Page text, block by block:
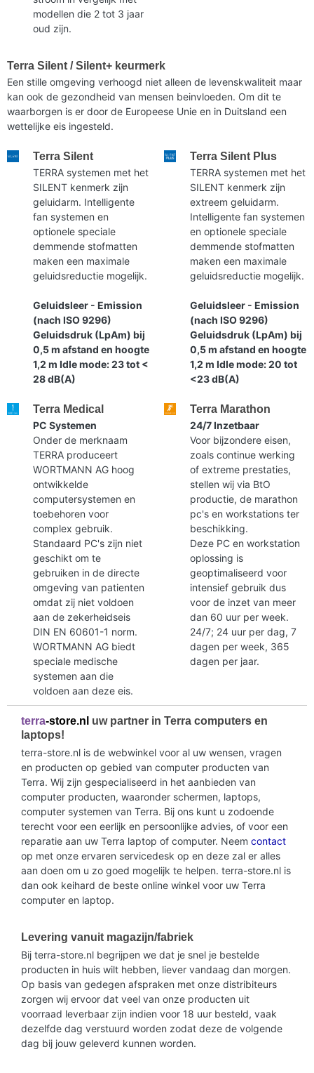
modellen die 2 tot 3 jaar
oud zijn.
Terra Silent / Silent+ keurmerk
Een stille omgeving verhoogd niet alleen de levenskwaliteit maar
kan ook de gezondheid van mensen beinvloeden. Om dit te
waarborgen is er door de Europeese Unie en in Duitsland een
wettelijke eis ingesteld.
Terra Silent
TERRA systemen met het
SILENT kenmerk zijn
geluidarm. Intelligente
fan systemen en
optionele speciale
demmende stofmatten
maken een maximale
geluidsreductie mogelijk.
Geluidsleer - Emission
(nach ISO 9296)
Geluidsdruk (LpAm) bij
0,5 m afstand en hoogte
1,2 m Idle mode: 23 tot <
28 dB(A)
Terra Silent Plus
TERRA systemen met het
SILENT kenmerk zijn
extreem geluidarm.
Intelligente fan systemen
en optionele speciale
demmende stofmatten
maken een maximale
geluidsreductie mogelijk.
Geluidsleer - Emission
(nach ISO 9296)
Geluidsdruk (LpAm) bij
0,5 m afstand en hoogte
1,2 m Idle mode: 20 tot
<23 dB(A)
Terra Medical
PC Systemen
Onder de merknaam
TERRA produceert
WORTMANN AG hoog
ontwikkelde
computersystemen en
toebehoren voor
complex gebruik.
Standaard PC's zijn niet
geschikt om te
gebruiken in de directe
omgeving van patienten
omdat zij niet voldoen
aan de zekerheidseis
DIN EN 60601-1 norm.
WORTMANN AG biedt
speciale medische
systemen aan die
voldoen aan deze eis.
Terra Marathon
24/7 Inzetbaar
Voor bijzondere eisen,
zoals continue werking
of extreme prestaties,
stellen wij via BtO
productie, de marathon
pc's en workstations ter
beschikking.
Deze PC en workstation
oplossing is
geoptimaliseerd voor
intensief gebruik dus
voor de inzet van meer
dan 60 uur per week.
24/7; 24 uur per dag, 7
dagen per week, 365
dagen per jaar.
terra-store.nl uw partner in Terra computers en
laptops!
terra-store.nl is de webwinkel voor al uw wensen, vragen
en producten op gebied van computer producten van
Terra. Wij zijn gespecialiseerd in het aanbieden van
computer producten, waaronder schermen, laptops,
computer systemen van Terra. Bij ons kunt u zodoende
terecht voor een eerlijk en persoonlijke advies, of voor een
reparatie aan uw Terra laptop of computer. Neem contact
op met onze ervaren servicedesk op en deze zal er alles
aan doen om u zo goed mogelijk te helpen. terra-store.nl is
dan ook keihard de beste online winkel voor uw Terra
computer en laptop.
Levering vanuit magazijn/fabriek
Bij terra-store.nl begrijpen we dat je snel je bestelde
producten in huis wilt hebben, liever vandaag dan morgen.
Op basis van gedegen afspraken met onze distribiteurs
zorgen wij ervoor dat veel van onze producten uit
voorraad leverbaar zijn indien voor 18 uur besteld, vaak
dezelfde dag verstuurd worden zodat deze de volgende
dag bij jouw geleverd kunnen worden.